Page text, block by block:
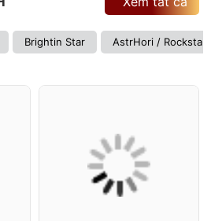
Brightin Star AstrHori / Rockstar